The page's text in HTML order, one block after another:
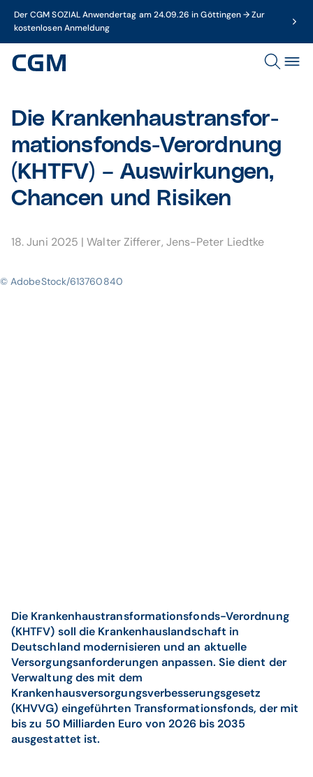
Der CGM SOZIAL Anwendertag am 24.09.26 in Göttingen → Zur
kostenlosen Anmeldung
Die Krankenhaus­trans­for­
mations­fonds-Verord­nung
(KHTFV) – Auswir­kungen,
Chancen und Risiken
18. Juni 2025 |Walter Zifferer, Jens-Peter Liedtke
© AdobeStock/613760840
Die Krankenhaustransformationsfonds-Verordnung
(KHTFV) soll die Krankenhauslandschaft in
Deutschland modernisieren und an aktuelle
Versorgungsanforderungen anpassen. Sie dient der
Verwaltung des mit dem
Krankenhausversorgungsverbesserungsgesetz
(KHVVG) eingeführten Transformationsfonds, der mit
bis zu 50 Milliarden Euro von 2026 bis 2035
ausgestattet ist.